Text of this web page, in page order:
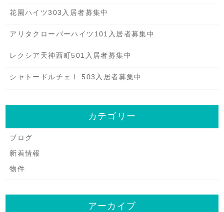
花園ハイツ303入居者募集中
アリタクローバーハイツ101入居者募集中
レクシア天神西町501入居者募集中
シャトードルチェⅠ 503入居者募集中
カテゴリー
ブログ
新着情報
物件
アーカイブ